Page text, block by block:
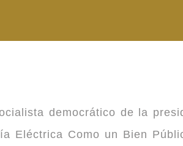
democrático de la
Eléctrica Como un Bien